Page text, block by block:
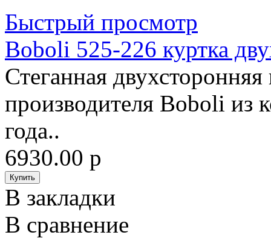
Быстрый просмотр
Boboli 525-226 куртка
Стеганная
производителя Boboli из
года..
6930.00 р
В закладки
В сравнение